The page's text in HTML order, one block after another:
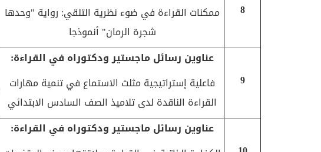
8
ممكنات القراءة في ضوء نظرية التلقي: رواية "وحدها
شجرة الرمان" أنموذجا
9
عناوين رسائل ماجستير ودكتوراه في القراءة:
فاعلية إستراتيجية مثلث الاستماع في تنمية مهارات
القراءة الناقدة لدى تلاميذ الصف السادس الابتدائي
عناوين رسائل ماجستير ودكتوراه في القراءة: